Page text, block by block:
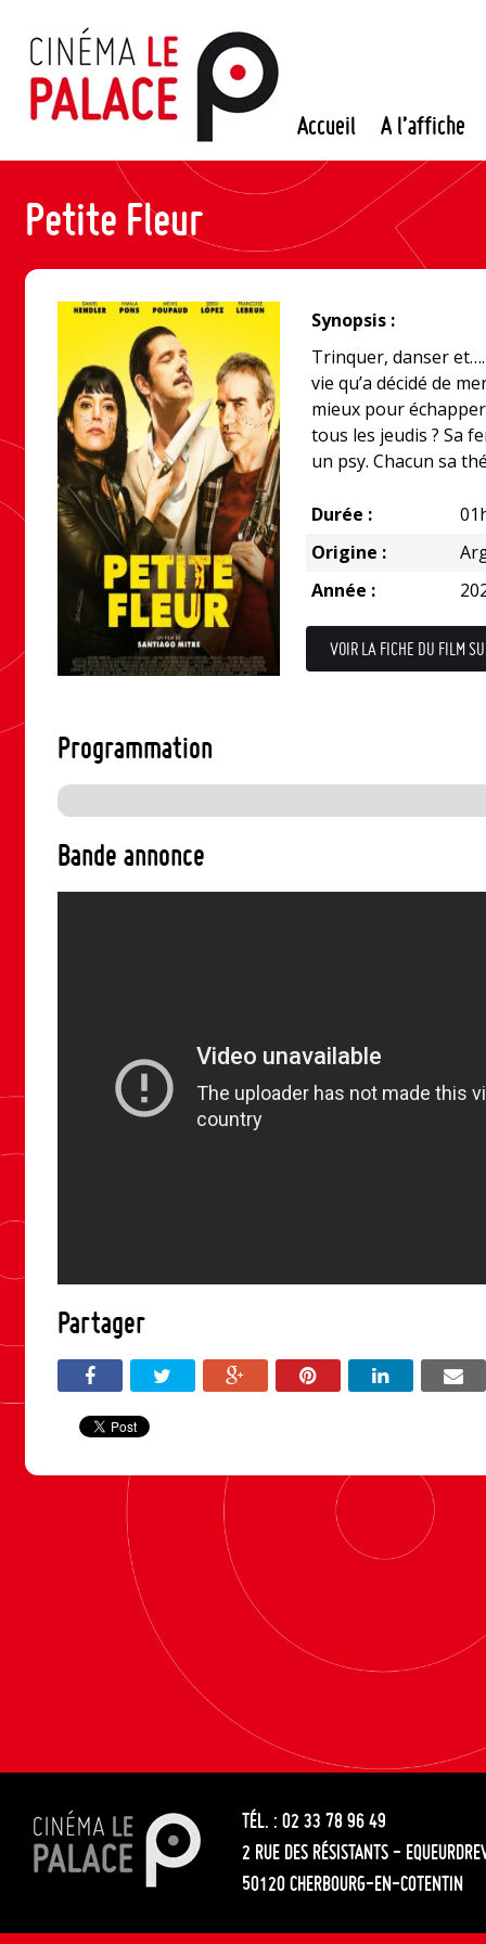
contenu
Accueil A l’affiche
Petite Fleur
Synopsis :
Trinquer, danser et….
vie qu’a décidé de
mieux pour
tous les jeudis ? Sa
un psy. Chacun sa
Durée :
Origine :
Année :
VOIR LA FICHE DU FILM
Programmation
Bande annonce
Partager
TÉL. : 02 33 78 96 49
2 RUE DES RÉSISTANTS -
50120 CHERBOURG-EN-COTENTIN